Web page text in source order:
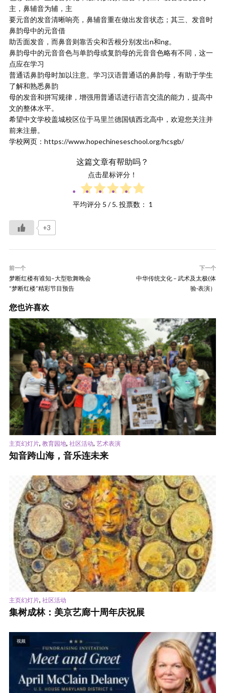
主，鼻辅音为辅，主
要元音的发音清晰响亮，鼻辅音重在做出发音状态；其三、发音时
鼻韵母中的元音借
助舌面发音，而鼻音则靠舌尖和舌根分别发出n和ng。
鼻韵母中的元音音色与单韵母或复韵母的元音音色略有不同，这一
点应在学习
普通话鼻韵母时加以注意。学习汉语普通话的鼻韵母，有助于学生
了解和熟悉鼻韵
母的发音和拼写规律，增强用普通话进行语言交流的能力，提高中
文的整体水平。
希望中文学校盖城校区位于马里兰德国镇西北高中，欢迎您关注并
前来注册。
学校网页：https://www.hopechineseschool.org/hcsgb/
这篇文章有帮助吗？
点击星标评分！
平均评分 5 / 5. 投票数： 1
+3
前一个
梦断红楼有谁知–大型歌舞晚会
“梦断红楼”精彩节目预告
下一个
中华传统文化 – 武术及太极(体
验·表演）
您也许喜欢
主页幻灯片, 教育园地, 社区活动, 艺术表演
知音跨山海，音乐连未来
主页幻灯片, 社区活动
集树成林：美京艺廊十周年庆祝展
视频